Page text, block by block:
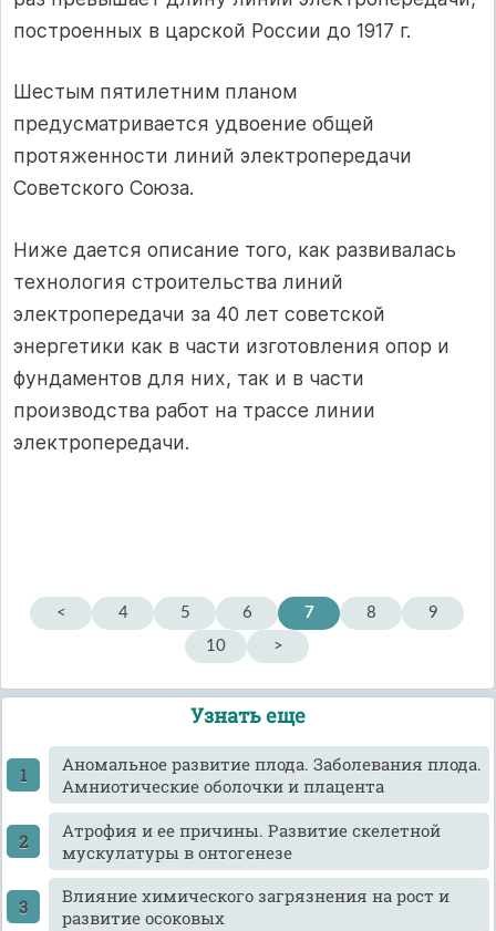
построенных в царской России до 1917 г.
Шестым пятилетним планом
предусматривается удвоение общей
протяженности линий электропередачи
Советского Союза.
Ниже дается описание того, как развивалась
технология строительства линий
электропередачи за 40 лет советской
энергетики как в части изготовления опор и
фундаментов для них, так и в части
производства работ на трассе линии
электропередачи.
< 4 5 6 7 8
9
10
>
Узнать еще
Аномальное развитие плода. Заболевания плода.
Амниотические оболочки и плацента
Атрофия и ее причины. Развитие скелетной
мускулатуры в онтогенезе
Влияние химического загрязнения на рост и
развитие осоковых